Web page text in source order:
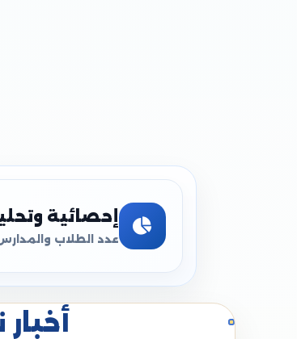
إحصائية
عدد الطلاب والمدارس